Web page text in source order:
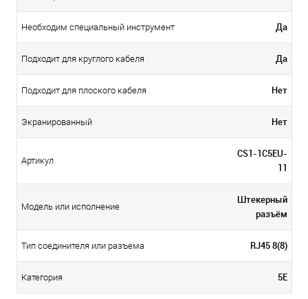
Необходим специальный инструмент Да
Подходит для круглого кабеля Да
Подходит для плоского кабеля Нет
Экранированный Нет
Артикул
CS1-1C5EU-
11
Модель или исполнение
Штекерный
разъём
Тип соединителя или разъема RJ45 8(8)
Категория 5E